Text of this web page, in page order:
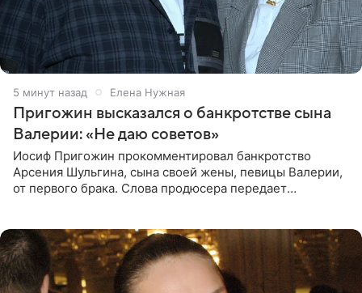
5 минут назад Елена Нужная
Пригожин высказался о банкротстве сына
Валерии: «Не даю советов»
Иосиф Пригожин прокомментировал банкротство
Арсения Шульгина, сына своей жены, певицы Валерии,
от первого брака. Слова продюсера передает